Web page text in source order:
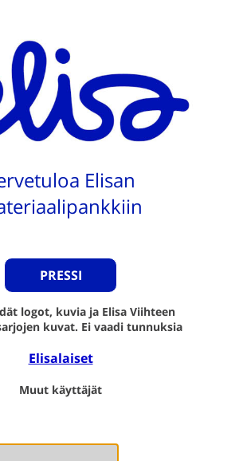
Elisan
PRESSI
logot, kuvia ja Elisa Viihteen
kuvat. Ei vaadi tunnuksia
Elisalaiset
Muut käyttäjät